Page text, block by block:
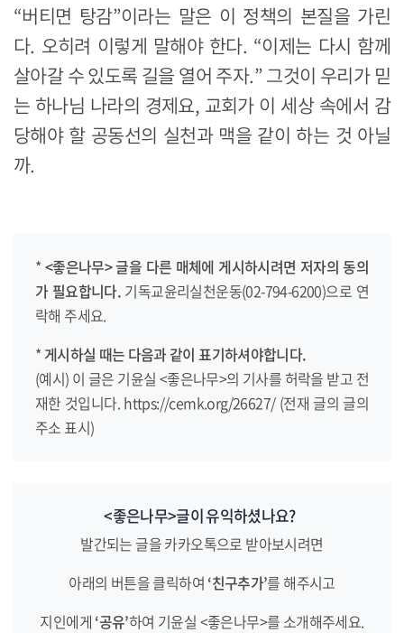
“버티면 탕감”이라는 말은 이 정책의 본질을 가린
다. 오히려 이렇게 말해야 한다. “이제는 다시 함께
살아갈 수 있도록 길을 열어 주자.” 그것이 우리가 믿
는 하나님 나라의 경제요, 교회가 이 세상 속에서 감
당해야 할 공동선의 실천과 맥을 같이 하는 것 아닐
까.
* <좋은나무> 글을 다른 매체에 게시하시려면 저자의 동의
가 필요합니다.기독교윤리실천운동(02-794-6200)으로 연
락해 주세요.
* 게시하실 때는 다음과 같이 표기하셔야합니다.
(예시) 이 글은 기윤실 <좋은나무>의 기사를 허락을 받고 전
재한 것입니다. https://cemk.org/26627/ (전재 글의 글의
주소 표시)
<좋은나무>글이 유익하셨나요?
발간되는 글을 카카오톡으로 받아보시려면
아래의 버튼을 클릭하여 ‘친구추가’를 해주시고
지인에게 ‘공유’하여 기윤실 <좋은나무>를 소개해주세요.